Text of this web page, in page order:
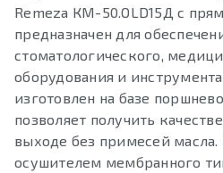
Remeza КМ-50.OLD15Д с
предназначен для
стоматологического,
оборудования и
изготовлен на базе
позволяет получить
выходе без примесей масла.
осушителем мембранного